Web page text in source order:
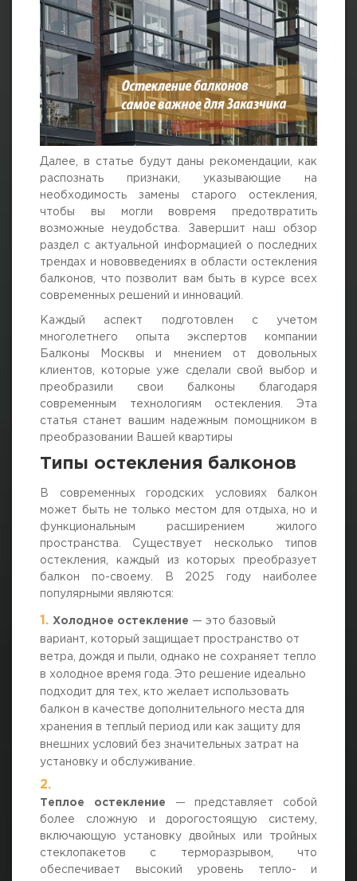
Далее, в статье будут даны рекомендации, как
распознать признаки, указывающие на
необходимость замены старого остекления,
чтобы вы могли вовремя предотвратить
возможные неудобства. Завершит наш обзор
раздел с актуальной информацией о последних
трендах и нововведениях в области остекления
балконов, что позволит вам быть в курсе всех
современных решений и инноваций.
Каждый аспект подготовлен с учетом
многолетнего опыта экспертов компании
Балконы Москвы и мнением от довольных
клиентов, которые уже сделали свой выбор и
преобразили свои балконы благодаря
современным технологиям остекления. Эта
статья станет вашим надежным помощником в
преобразовании Вашей квартиры
Типы остекления балконов
В современных городских условиях балкон
может быть не только местом для отдыха, но и
функциональным расширением жилого
пространства. Существует несколько типов
остекления, каждый из которых преобразует
балкон по-своему. В 2025 году наиболее
популярными являются:
Холодное остекление — это базовый
вариант, который защищает пространство от
ветра, дождя и пыли, однако не сохраняет тепло
в холодное время года. Это решение идеально
подходит для тех, кто желает использовать
балкон в качестве дополнительного места для
хранения в теплый период или как защиту для
внешних условий без значительных затрат на
установку и обслуживание.
Теплое остекление
— представляет собой
более сложную и дорогостоящую систему,
включающую установку двойных или тройных
стеклопакетов с терморазрывом, что
обеспечивает высокий уровень тепло- и